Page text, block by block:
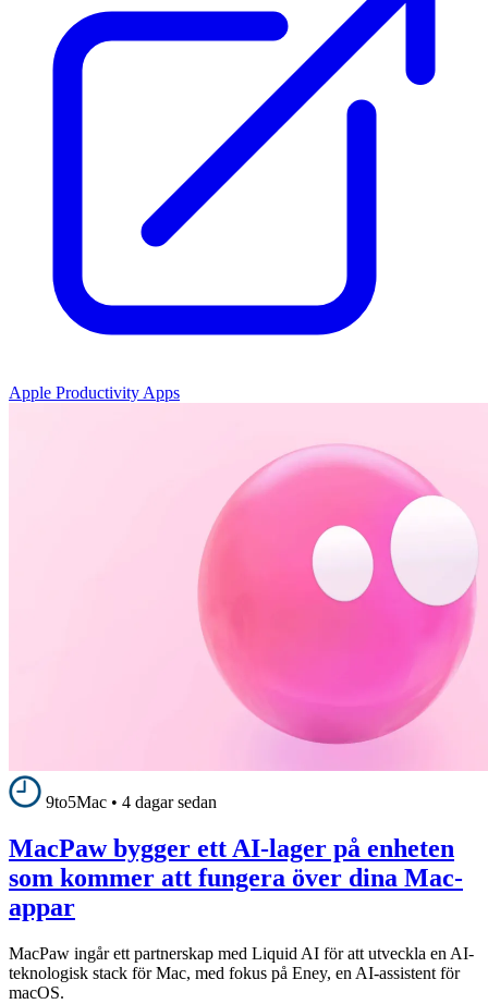
Apple Productivity Apps
9to5Mac • 4 dagar sedan
MacPaw bygger ett AI-lager på enheten
som kommer att fungera över dina Mac-
appar
MacPaw ingår ett partnerskap med Liquid AI för att utveckla en AI-
teknologisk stack för Mac, med fokus på Eney, en AI-assistent för
macOS.